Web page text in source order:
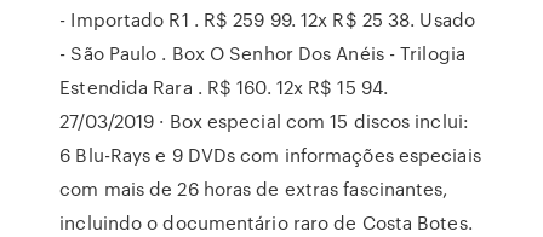
- Importado R1 . R$ 259 99. 12x R$ 25 38. Usado
- São Paulo . Box O Senhor Dos Anéis - Trilogia
Estendida Rara . R$ 160. 12x R$ 15 94.
27/03/2019 · Box especial com 15 discos inclui:
6 Blu-Rays e 9 DVDs com informações especiais
com mais de 26 horas de extras fascinantes,
incluindo o documentário raro de Costa Botes.